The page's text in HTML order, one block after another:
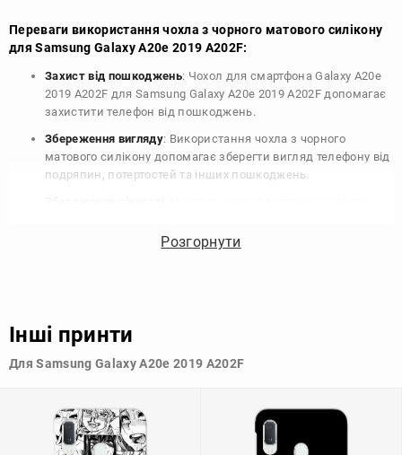
Переваги використання чохла з чорного матового силікону
для Samsung Galaxy A20e 2019 A202F:
Захист від пошкоджень: Чохол для смартфона Galaxy A20e
2019 A202F для Samsung Galaxy A20e 2019 A202F допомагає
захистити телефон від пошкоджень.
Збереження вигляду: Використання чохла з чорного
матового силікону допомагає зберегти вигляд телефону від
подряпин, потертостей та інших пошкоджень.
цінність вашого телефону, що особливо важливо для
вашому стилю та особистому смаку.
Узагалі, чохол для телефону - це дуже корисний аксесуар, який
Розгорнути
Інші принти
Для Samsung Galaxy A20e 2019 A202F